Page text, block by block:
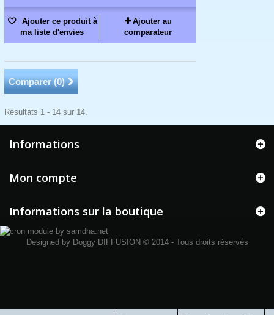
Ajouter ce produit à
ma liste d'envies
Ajouter au
comparateur
Comparer (0)
Résultats 1 - 14 sur 14.
Informations
Mon compte
Informations sur la boutique
Designed by Doggy DIFFUSION © 2014 - Tous droits réservés